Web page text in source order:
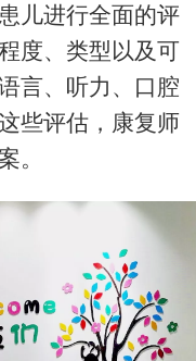
儿进行全面的评
度、类型以及可
言、听力、口腔
些评估，康复师
。